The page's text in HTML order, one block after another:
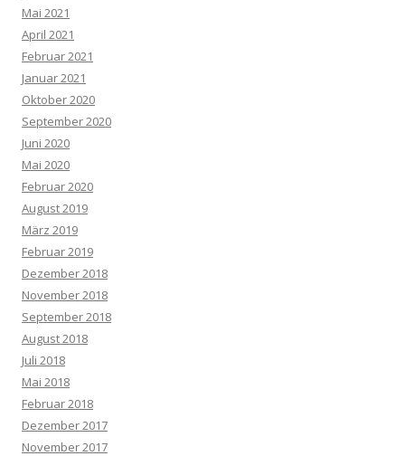
Mai 2021
April 2021
Februar 2021
Januar 2021
Oktober 2020
September 2020
Juni 2020
Mai 2020
Februar 2020
August 2019
März 2019
Februar 2019
Dezember 2018
November 2018
September 2018
August 2018
Juli 2018
Mai 2018
Februar 2018
Dezember 2017
November 2017